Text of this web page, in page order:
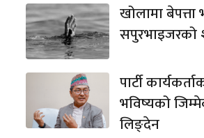
खोलामा
सपुरभाइजरको
पार्टी
भविष्यको
लिङ्देन